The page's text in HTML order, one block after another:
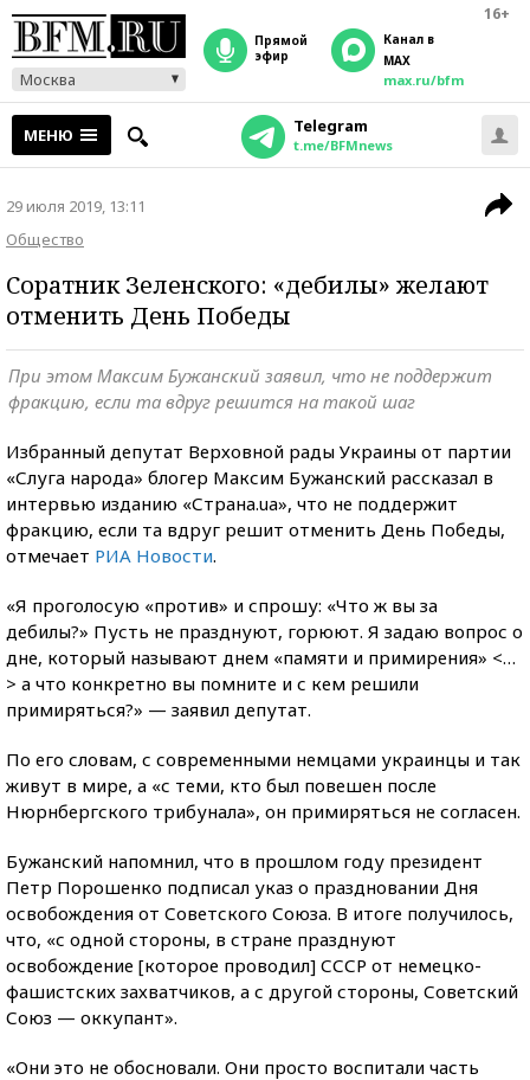
16+
Москва
прямой
эфир
Канал в
MAX
max.ru/bfm
МЕНЮ Telegram
t.me/BFMnews
29 июля 2019, 13:11
Общество
Соратник Зеленского: «дебилы» желают
отменить День Победы
При этом Максим Бужанский заявил, что не поддержит
фракцию, если та вдруг решится на такой шаг
Избранный депутат Верховной рады Украины от партии
«Слуга народа» блогер Максим Бужанский рассказал в
интервью изданию «Страна.ua», что не поддержит
фракцию, если та вдруг решит отменить День Победы,
отмечает РИА Новости.
«Я проголосую «против» и спрошу: «Что ж вы за
дебилы?» Пусть не празднуют, горюют. Я задаю вопрос о
дне, который называют днем «памяти и примирения» <…
> а что конкретно вы помните и с кем решили
примиряться?» — заявил депутат.
По его словам, с современными немцами украинцы и так
живут в мире, а «с теми, кто был повешен после
Нюрнбергского трибунала», он примиряться не согласен.
Бужанский напомнил, что в прошлом году президент
Петр Порошенко подписал указ о праздновании Дня
освобождения от Советского Союза. В итоге получилось,
что, «с одной стороны, в стране празднуют
освобождение [которое проводил] СССР от немецко-
фашистских захватчиков, а с другой стороны, Советский
Союз — оккупант».
«Они это не обосновали. Они просто воспитали часть